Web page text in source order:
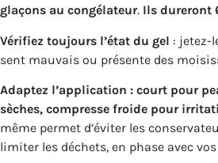
glaçons au congélateur. Ils dureront
Vérifiez toujours l’état du gel : jetez-
sent mauvais ou présente des
Adaptez l’application : court pour
sèches, compresse froide pour
même permet d’éviter les
limiter les déchets, en phase avec